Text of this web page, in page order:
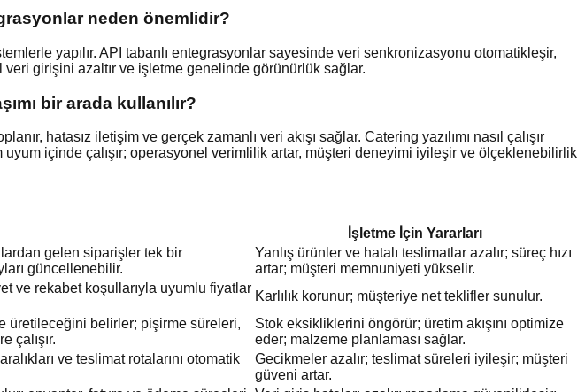
neden önemlidir?
yapılır. API tabanlı entegrasyonlar sayesinde veri senkronizasyonu otomatikleşir,
girişini azaltır ve işletme genelinde görünürlük sağlar.
bir arada kullanılır?
hatasız iletişim ve gerçek zamanlı veri akışı sağlar. Catering yazılımı nasıl çalışır
içinde çalışır; operasyonel verimlilik artar, müşteri deneyimi iyileşir ve ölçeklenebilirlik
İşletme İçin Yararları
gelen siparişler tek bir
güncellenebilir.
Yanlış ürünler ve hatalı teslimatlar azalır; süreç hızı
artar; müşteri memnuniyeti yükselir.
ve rekabet koşullarıyla uyumlu fiyatlar
Karlılık korunur; müşteriye net teklifler sunulur.
üretileceğini belirler; pişirme süreleri,
çalışır.
Stok eksikliklerini öngörür; üretim akışını optimize
eder; malzeme planlaması sağlar.
ve teslimat rotalarını otomatik
Gecikmeler azalır; teslimat süreleri iyileşir; müşteri
güveni artar.